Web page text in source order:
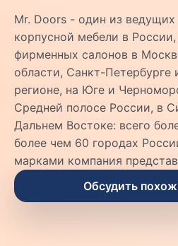
Mr. Doors - один из ведущих
корпусной мебели в
фирменных салонов в
области, Санкт-
регионе, на Юге и
Средней полосе России, в
Дальнем Востоке: всего
более чем 60 городах
марками компания
Обсудить